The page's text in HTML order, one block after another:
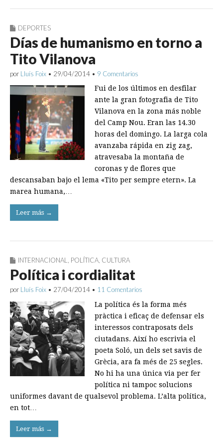
DEPORTES
Días de humanismo en torno a
Tito Vilanova
por Lluís Foix • 29/04/2014 • 9 Comentarios
Fui de los últimos en desfilar
ante la gran fotografia de Tito
Vilanova en la zona más noble
del Camp Nou. Eran las 14.30
horas del domingo. La larga cola
avanzaba rápida en zig zag,
atravesaba la montaña de
coronas y de flores que
descansaban bajo el lema «Tito per sempre etern». La
marea humana,…
Leer más →
INTERNACIONAL, POLÍTICA, CULTURA
Política i cordialitat
por Lluís Foix • 27/04/2014 • 11 Comentarios
La política és la forma més
pràctica i eficaç de defensar els
interessos contraposats dels
ciutadans. Així ho escrivia el
poeta Soló, un dels set savis de
Grècia, ara fa més de 25 segles.
No hi ha una única via per fer
política ni tampoc solucions
uniformes davant de qualsevol problema. L’alta política,
en tot…
Leer más →